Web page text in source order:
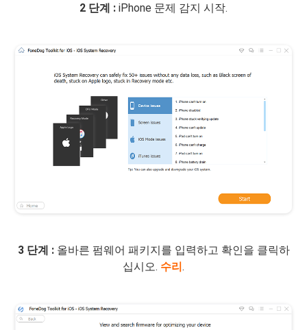
2 단계 : iPhone 문제 감지 시작.
3 단계 :올바른 펌웨어 패키지를 입력하고 확인을 클릭하
십시오. 수리.